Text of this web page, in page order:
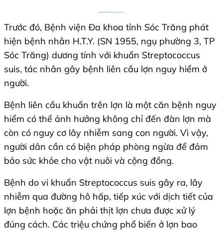
Trước đó, Bệnh viện Đa khoa tỉnh Sóc Trăng phát
hiện bệnh nhân H.T.Y. (SN 1955, ngụ phường 3, TP
Sóc Trăng) dương tính với khuẩn Streptococcus
suis, tác nhân gây bệnh liên cầu lợn nguy hiểm ở
người.
Bệnh liên cầu khuẩn trên lợn là một căn bệnh nguy
hiểm có thể ảnh hưởng không chỉ đến đàn lợn mà
còn có nguy cơ lây nhiễm sang con người. Vì vậy,
người dân cần có biện pháp phòng ngừa để đảm
bảo sức khỏe cho vật nuôi và cộng đồng.
Bệnh do vi khuẩn Streptococcus suis gây ra, lây
nhiễm qua đường hô hấp, tiếp xúc với dịch tiết của
lợn bệnh hoặc ăn phải thịt lợn chưa được xử lý
đúng cách. Các triệu chứng phổ biến ở lợn bao